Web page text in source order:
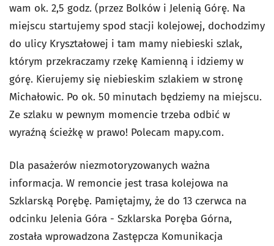
wam ok. 2,5 godz. (przez Bolków i Jelenią Górę. Na
miejscu startujemy spod stacji kolejowej, dochodzimy
do ulicy Kryształowej i tam mamy niebieski szlak,
którym przekraczamy rzekę Kamienną i idziemy w
górę. Kierujemy się niebieskim szlakiem w stronę
Michałowic. Po ok. 50 minutach będziemy na miejscu.
Ze szlaku w pewnym momencie trzeba odbić w
wyraźną ścieżkę w prawo! Polecam mapy.com.
Dla pasażerów niezmotoryzowanych ważna
informacja. W remoncie jest trasa kolejowa na
Szklarską Porębę. Pamiętajmy, że do 13 czerwca na
odcinku Jelenia Góra - Szklarska Poręba Górna,
została wprowadzona Zastępcza Komunikacja